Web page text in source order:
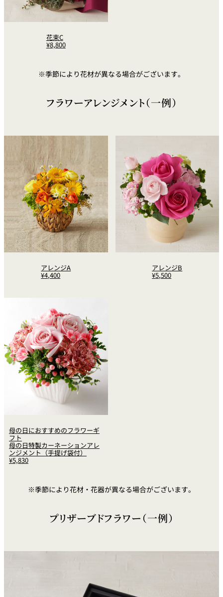
花束C
¥8,800
※季節により花材が異なる場合がございます。
フラワーアレンジメント（一例）
アレンジA
¥4,400
アレンジB
¥5,500
母の日におすすめのフラワーギ
フト
母の日特製カーネーションアレ
ンジメント（手提げ袋付）
¥5,830
※季節により花材・花器が異なる場合がございます。
プリザーブドフラワー（一例）